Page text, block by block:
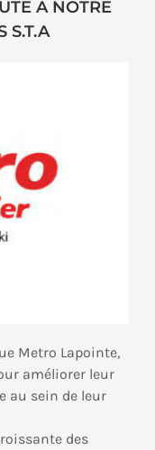
À NOTRE
S.T.A
Metro Lapointe,
améliorer leur
au sein de leur
des